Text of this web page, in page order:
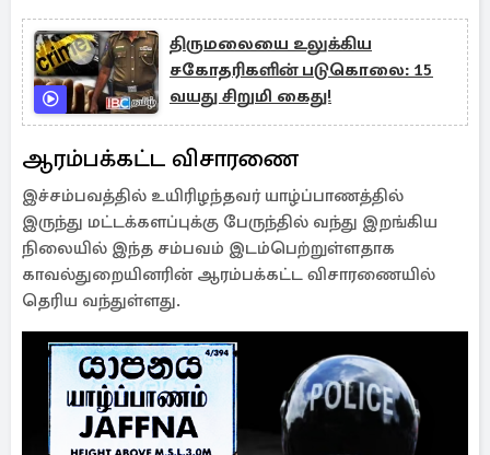
திருமலையை உலுக்கிய
சகோதரிகளின் படுகொலை: 15
வயது சிறுமி கைது!
ஆரம்பக்கட்ட விசாரணை
இச்சம்பவத்தில் உயிரிழந்தவர் யாழ்ப்பாணத்தில்
இருந்து மட்டக்களப்புக்கு பேருந்தில் வந்து இறங்கிய
நிலையில் இந்த சம்பவம் இடம்பெற்றுள்ளதாக
காவல்துறையினரின் ஆரம்பக்கட்ட விசாரணையில்
தெரிய வந்துள்ளது.